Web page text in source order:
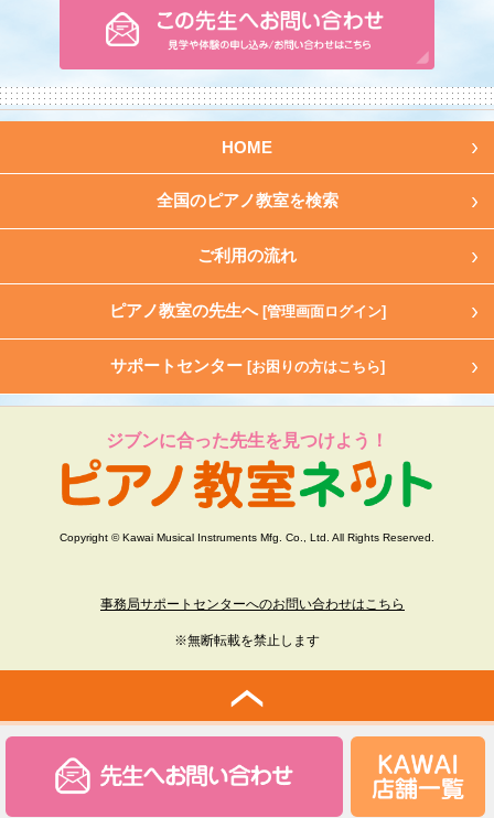
HOME
全国のピアノ教室を検索
ご利用の流れ
ピアノ教室の先生へ [管理画面ログイン]
サポートセンター [お困りの方はこちら]
ジブンに合った先生を見つけよう！
Copyright © Kawai Musical Instruments Mfg. Co., Ltd. All Rights Reserved.
事務局サポートセンターへのお問い合わせはこちら
※無断転載を禁止します